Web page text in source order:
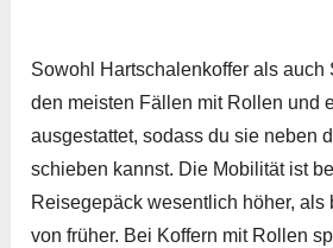
Sowohl Hartschalenkoffer als auch
den meisten Fällen mit Rollen und
ausgestattet, sodass du sie neben
schieben kannst. Die Mobilität ist
Reisegepäck wesentlich höher, als
von früher. Bei Koffern mit Rollen